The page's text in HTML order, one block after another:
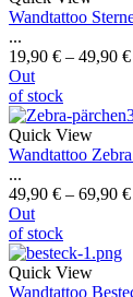
Wandtattoo
...
19,90 € – 49,90 €
Out
of stock
Quick View
Wandtattoo
...
49,90 € – 69,90 €
Out
of stock
Quick View
Wandtattoo